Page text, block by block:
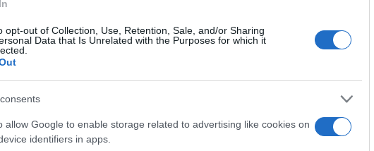
opt-out of Collection, Use, Retention, Sale, and/or Sharing
Data that Is Unrelated with the Purposes for which it
allow Google to enable storage related to advertising like cookies on
identifiers in apps.
hub che verranno riaperti per l’occasione: La Vela a
e l’Acea di piazzale Ostiense. In alternativa, ci si
500 farmacie aderenti alla campagna.
CHI DEVE FARLA